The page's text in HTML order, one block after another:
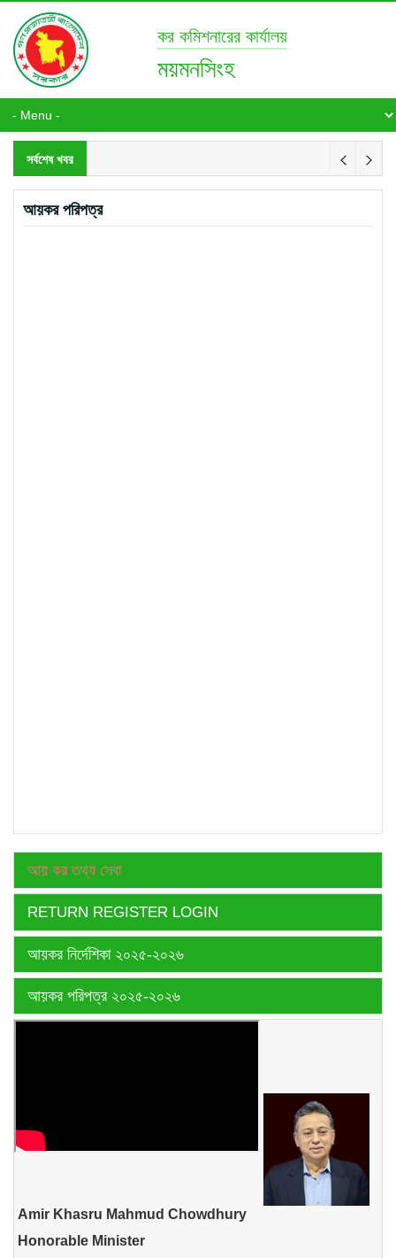
কর কমিশনারের কার্যালয়
ময়মনসিংহ
সর্বশেষ খবর
আয়কর পরিপত্র
আয় কর তথ্য সেবা
RETURN REGISTER LOGIN
আয়কর নির্দেশিকা ২০২৫-২০২৬
আয়কর পরিপত্র ২০২৫-২০২৬
Amir Khasru Mahmud Chowdhury
Honorable Minister